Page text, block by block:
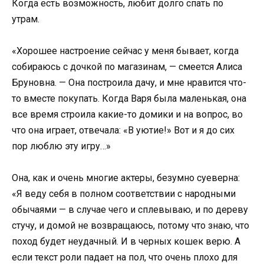
Когда есть возможность, любит долго спать по
утрам.
«Хорошее настроение сейчас у меня бывает, когда
собираюсь с дочкой по магазинам, — смеется Алиса
Бруновна. — Она построила дачу, и мне нравится что-
то вместе покупать. Когда Варя была маленькая, она
все время строила какие-то домики и на вопрос, во
что она играет, отвечала: «В уютие!» Вот и я до сих
пор люблю эту игру…»
Она, как и очень многие актеры, безумно суеверна:
«Я веду себя в полном соответствии с народными
обычаями — в случае чего и сплевываю, и по дереву
стучу, и домой не возвращаюсь, потому что знаю, что
поход будет неудачный. И в черных кошек верю. А
если текст роли падает на пол, что очень плохо для